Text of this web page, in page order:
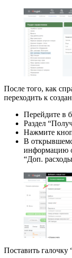
После того, как
переходить к
Перейдите в
Раздел
Нажмите
В
информацию о
“Доп.
Поставить галочку